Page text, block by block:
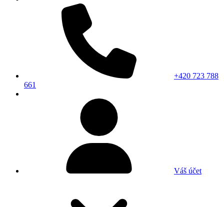
+420 723 788
661
Váš účet